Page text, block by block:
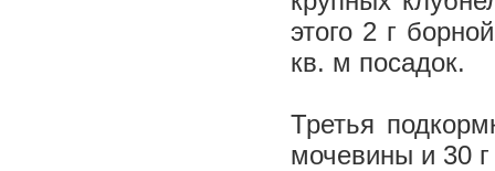
этого 2 г
кв. м посадок.
Третья
мочевины и 30